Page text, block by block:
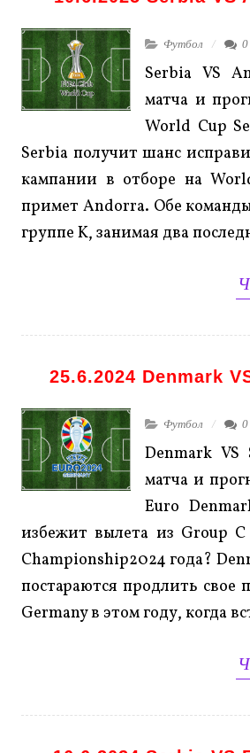
Футбол
Serbia VS
матча и
World Cup
Serbia получит шанс
кампании в отборе на
примет Andorra. Обе
группе K, занимая два
25.6.2024 Denmark
Футбол
Denmark VS
матча и
Euro
избежит вылета из Group
Championship2024 года?
постараются продлить свое
Germany в этом году, когда